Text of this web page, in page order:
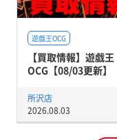
遊戯王OCG
【買取情報】遊戯王
OCG【08/03更新】
所沢店
2026.08.03